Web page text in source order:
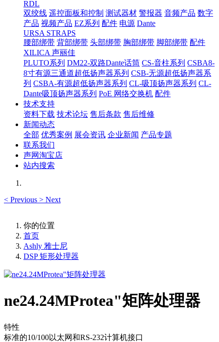
RDL
双绞线 遥控面板和控制 测试器材 警报器 音频产品 数字
产品 视频产品 EZ系列 配件 电源 Dante
URSA STRAPS
腰部绑带 背部绑带 头部绑带 胸部绑带 脚部绑带 配件
XILICA 声丽佳
PLUTO系列 DM22-双路Dante话筒 CS-音柱系列 CSBA8-
8寸有源三通道超低扬声器系列 CSB-无源超低扬声器系
列 CSBA-有源超低扬声器系列 CL-吸顶扬声器系列 CL-
Dante吸顶扬声器系列 PoE 网络交换机 配件
技术支持
资料下载 技术论坛 售后条款 售后维修
新闻动态
全部 优秀案例 展会资讯 企业新闻 产品专题
联系我们
声网淘宝店
站内搜索
< Previous > Next
你的位置
首页
Ashly 雅士尼
DSP 矩形处理器
ne24.24MProtea"矩阵处理器
特性
标准的10/100以太网和RS-232计算机接口